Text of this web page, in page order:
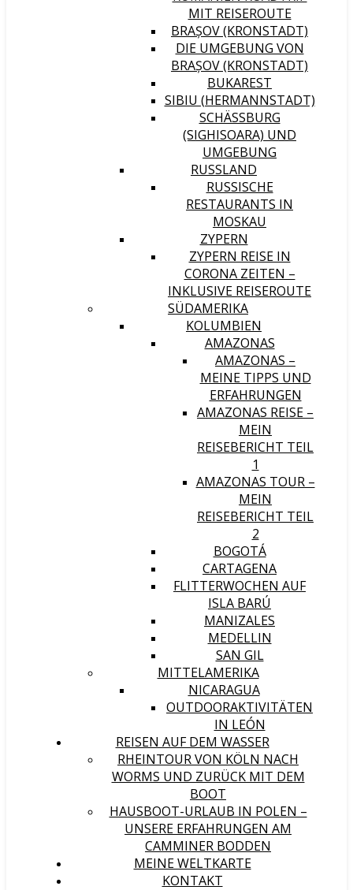
MIT REISEROUTE
BRAȘOV (KRONSTADT)
DIE UMGEBUNG VON
BRAȘOV (KRONSTADT)
BUKAREST
SIBIU (HERMANNSTADT)
SCHÄSSBURG (
SIGHISOARA) UND U
MGEBUNG
RUSSLAND
RUSSISCHE
RESTAURANTS IN
MOSKAU
ZYPERN
ZYPERN REISE IN
CORONA ZEITEN –
INKLUSIVE REISEROUTE
SÜDAMERIKA
KOLUMBIEN
AMAZONAS
AMAZONAS –
MEINE TIPPS UND
ERFAHRUNGEN
AMAZONAS REISE –
MEIN
REISEBERICHT TEIL
1
AMAZONAS TOUR –
MEIN
REISEBERICHT TEIL
2
BOGOTÁ
CARTAGENA
FLITTERWOCHEN AUF
ISLA BARÚ
MANIZALES
MEDELLIN
SAN GIL
MITTELAMERIKA
NICARAGUA
OUTDOORAKTIVITÄTEN
IN LEÓN
REISEN AUF DEM WASSER
RHEINTOUR VON KÖLN NACH
WORMS UND ZURÜCK MIT DEM
BOOT
HAUSBOOT-URLAUB IN POLEN –
UNSERE ERFAHRUNGEN AM
CAMMINER BODDEN
MEINE WELTKARTE
KONTAKT